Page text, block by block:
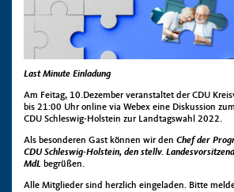
Last Minute Einladung
Am Feitag, 10.Dezember veranstaltet der CDU
bis 21:00 Uhr online via Webex eine Diskussion
CDU Schleswig-Holstein zur Landtagswahl 2022.
Als besonderen Gast können wir den Chef der
CDU Schleswig-Holstein, den stellv.
MdL begrüßen.
Alle Mitglieder sind herzlich eingeladen. Bitte